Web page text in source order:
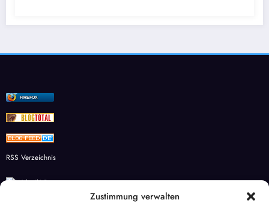
Zustimmung verwalten
FIREFOX
RSS Verzeichnis